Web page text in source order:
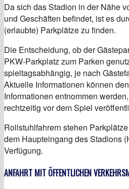
Da sich das Stadion in der Nähe
und Geschäften befindet, ist es
(erlaubte) Parkplätze zu finden.
Die Entscheidung, ob der
PKW-Parkplatz zum Parken
spieltagsabhängig, je nach
Aktuelle Informationen können
Informationen entnommen
rechtzeitig vor dem Spiel
Rollstuhlfahrern stehen
dem Haupteingang des Stadions
Verfügung.
ANFAHRT MIT ÖFFENTLICHEN